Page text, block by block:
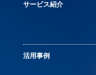
サービス紹介
活用事例